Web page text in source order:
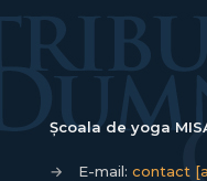
Școala de yoga
→ E-mail: contact